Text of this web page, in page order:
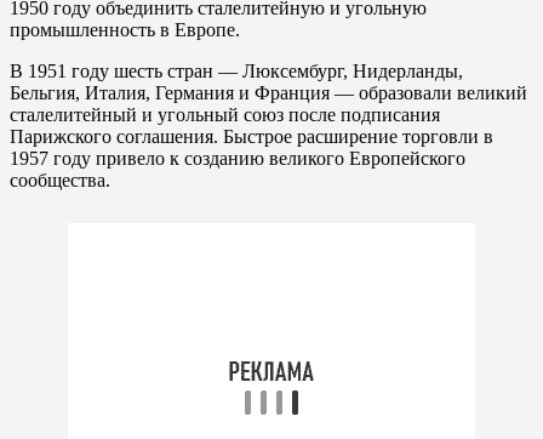
1950 году объединить сталелитейную и угольную
промышленность в Европе.
В 1951 году шесть стран — Люксембург, Нидерланды,
Бельгия, Италия, Германия и Франция — образовали великий
сталелитейный и угольный союз после подписания
Парижского соглашения. Быстрое расширение торговли в
1957 году привело к созданию великого Европейского
сообщества.